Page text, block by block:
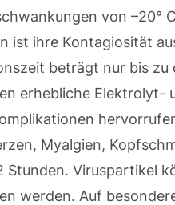
von –20°
ist ihre Kontagiosität
beträgt nur bis
erhebliche Elektrolyt-
Myalgien,
Stunden. Viruspartikel
werden. Auf